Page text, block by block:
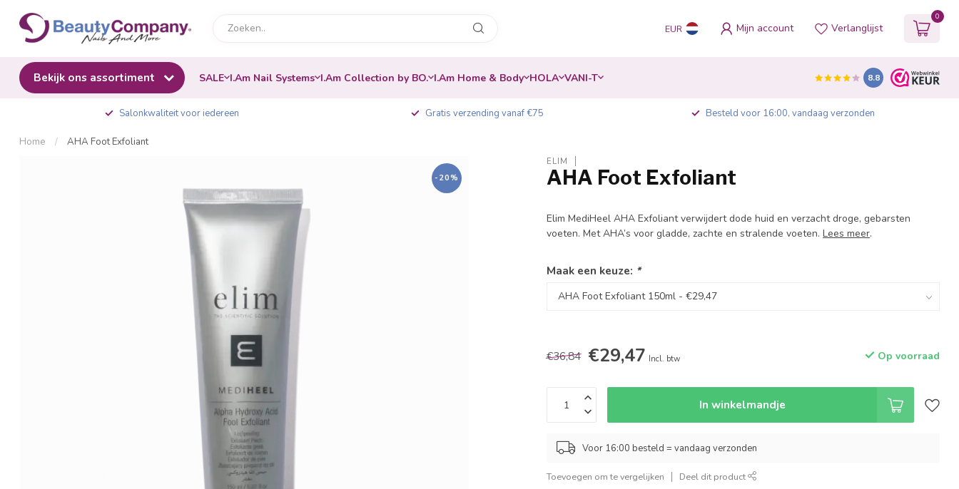
EUR Mijn account Verlanglijst
0
Bekijk ons assortiment SALE I.Am Nail Systems I.Am Collection by BO. I.Am Home & Body HOLA VANI-T 8.8
Salonkwaliteit voor iedereen Gratis verzending vanaf €75 Besteld voor 16:00, vandaag verzonden
Home / AHA Foot Exfoliant
-20%
ELIM
AHA Foot Exfoliant
Elim MediHeel AHA Exfoliant verwijdert dode huid en verzacht droge, gebarsten
voeten. Met AHA’s voor gladde, zachte en stralende voeten.Lees meer.
Maak een keuze: *
€36,84 €29,47 Incl. btw Op voorraad
In winkelmandje
Voor 16:00 besteld = vandaag verzonden
Toevoegen om te vergelijken Deel dit product